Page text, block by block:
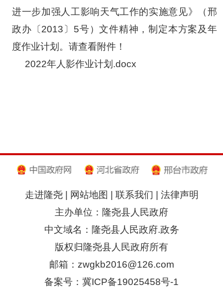
进一步加强人工影响天气工作的实施意见》（邢
政办〔2013〕5号）文件精神，制定本方案及年
度作业计划。请查看附件！
2022年人影作业计划.docx
走进隆尧| 网站地图 联系我们
法律声明
主办单位：隆尧县人民政府
中文域名：隆尧县人民政府.政务
版权归隆尧县人民政府所有
邮箱：zwgkb2016@126.com
备案号：冀ICP备19025458号-1